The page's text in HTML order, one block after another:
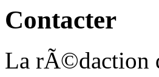
Contacter
La rÃ©daction